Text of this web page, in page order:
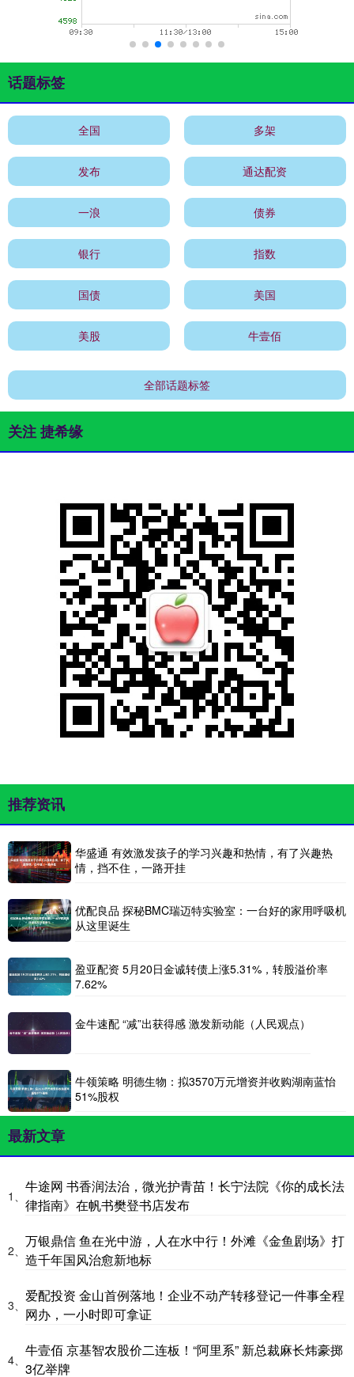
话题标签
全国 多架
发布 通达配资
一浪 债券
银行 指数
国债 美国
美股 牛壹佰
全部话题标签
关注 捷希缘
推荐资讯
华盛通 有效激发孩子的学习兴趣和热情，有了兴趣热
情，挡不住，一路开挂
优配良品 探秘BMC瑞迈特实验室：一台好的家用呼吸机
从这里诞生
盈亚配资 5月20日金诚转债上涨5.31%，转股溢价率
7.62%
金牛速配 “减”出获得感 激发新动能（人民观点）
牛领策略 明德生物：拟3570万元增资并收购湖南蓝怡
51%股权
最新文章
1、
牛途网 书香润法治，微光护青苗！长宁法院《你的成长法
律指南》在帆书樊登书店发布
2、
万银鼎信 鱼在光中游，人在水中行！外滩《金鱼剧场》打
造千年国风治愈新地标
3、
爱配投资 金山首例落地！企业不动产转移登记一件事全程
网办，一小时即可拿证
4、
牛壹佰 京基智农股价二连板！“阿里系” 新总裁麻长炜豪掷
3亿举牌